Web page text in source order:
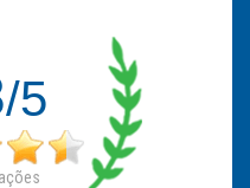
/5